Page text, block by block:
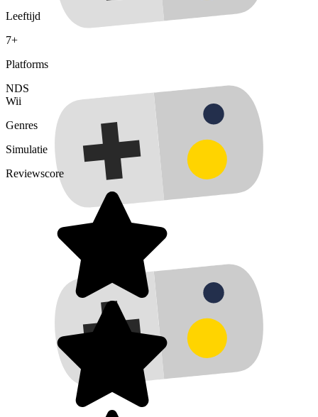
Leeftijd
7+
Platforms
NDS
Wii
Genres
Simulatie
Reviewscore